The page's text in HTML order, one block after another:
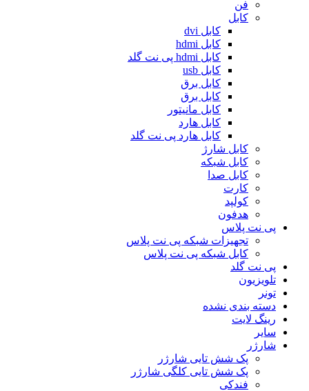
فن
کابل
کابل dvi
کابل hdmi
کابل hdmi پی نت گلد
کابل usb
کابل برق
کابل برق
کابل مانیتور
کابل هارد
کابل هارد پی نت گلد
کابل شارژ
کابل شبکه
کابل صدا
کارت
کولپد
هدفون
پی نت پلاس
تجهیزات شبکه پی نت پلاس
کابل شبکه پی نت پلاس
پی نت گلد
تلویزیون
تونر
دسته بندی نشده
رینگ لایت
سایر
شارژر
پک شش تایی شارژر
پک شش تایی کلگی شارژر
فندکی